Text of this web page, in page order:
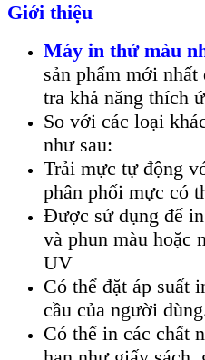
Giới thiệu
Máy in thử màu
sản phẩm mới
tra khả năng thích
So với các loại
như sau:
Trải mực tự động
phân phối mực có
Được sử dụng để
và phun màu hoặc
UV
Có thể đặt áp suất
cầu của người
Có thể in các chất